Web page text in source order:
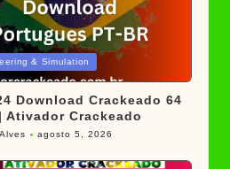
& Simulation
Download Crackeado 64
Ativador Crackeado
agosto 5, 2026